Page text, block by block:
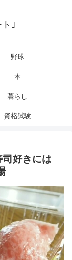
｣
野球
本
暮らし
資格試験
好きには